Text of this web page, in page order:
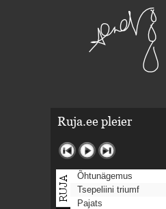
Ruja.ee pleier
Õhtunägemus
Tsepeliini triumf
Pajats